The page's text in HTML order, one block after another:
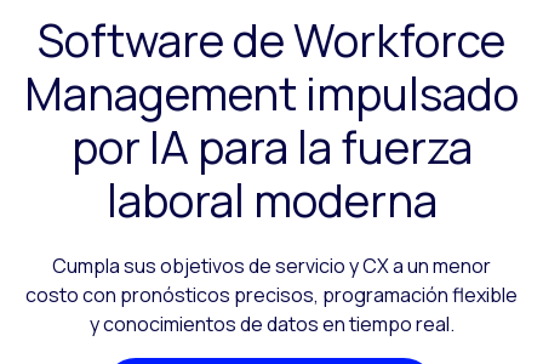
Software de Workforce
Management impulsado
por IA para la fuerza
laboral moderna
Cumpla sus objetivos de servicio y CX a un menor
costo con pronósticos precisos, programación flexible
y conocimientos de datos en tiempo real.